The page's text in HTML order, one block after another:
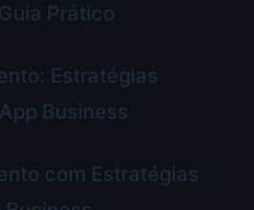
Prático
Estratégias
Business
com Estratégias